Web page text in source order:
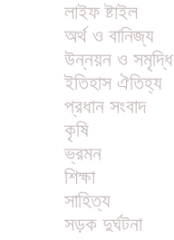
লাইফ ষ্টাইল
অর্থ ও বানিজ্য
উন্নয়ন ও সমৃদ্ধি
ইতিহাস ঐতিহ্য
প্রধান সংবাদ
কৃষি
ভ্রমন
শিক্ষা
সাহিত্য
সড়ক দুর্ঘটনা